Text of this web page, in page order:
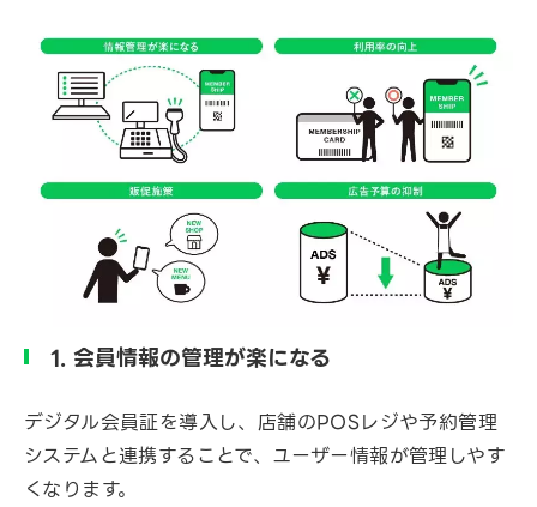
1. 会員情報の管理が楽になる
デジタル会員証を導入し、店舗のPOSレジや予約管理
システムと連携することで、ユーザー情報が管理しやす
くなります。